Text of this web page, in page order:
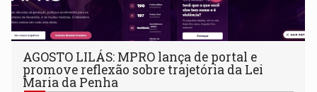
AGOSTO LILÁS: MPRO lança de portal e
promove reflexão sobre trajetória da Lei
Maria da Penha